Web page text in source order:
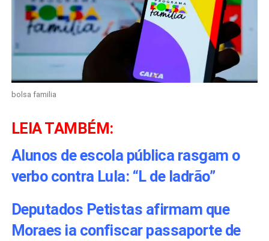
bolsa familia
LEIA TAMBÉM:
Alunos de escola pública rasgam o
verbo contra Lula: “L de ladrão”
Deputados Petistas afirmam que
Moraes ia confiscar passaporte de